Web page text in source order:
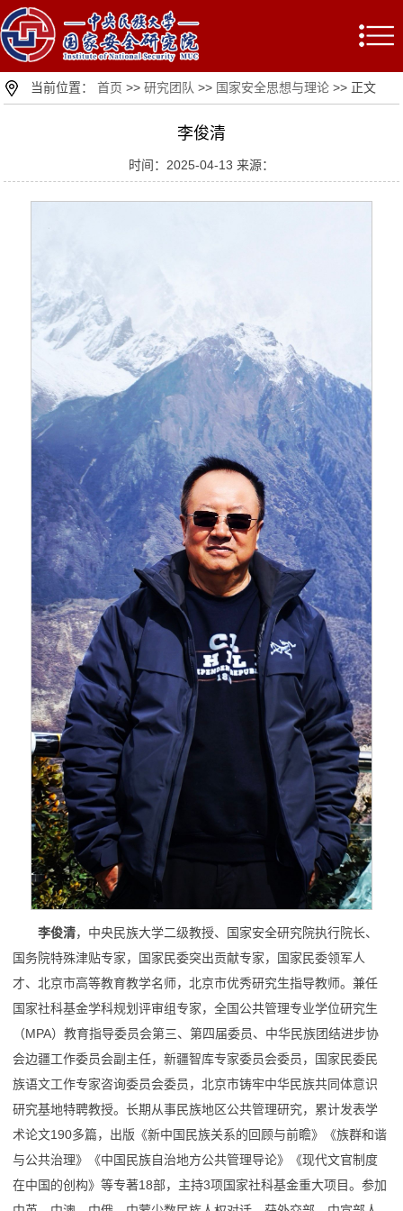
当前位置：首页 >>研究团队 >> 国家安全思想与理论 >> 正文
李俊清
时间：2025-04-13 来源：
李俊清，中央民族大学二级教授、国家安全研究院执行院长、
国务院特殊津贴专家，国家民委突出贡献专家，国家民委领军人
才、北京市高等教育教学名师，北京市优秀研究生指导教师。兼任
国家社科基金学科规划评审组专家，全国公共管理专业学位研究生
（MPA）教育指导委员会第三、第四届委员、中华民族团结进步协
会边疆工作委员会副主任，新疆智库专家委员会委员，国家民委民
族语文工作专家咨询委员会委员，北京市铸牢中华民族共同体意识
研究基地特聘教授。长期从事民族地区公共管理研究，累计发表学
术论文190多篇，出版《新中国民族关系的回顾与前瞻》《族群和谐
与公共治理》《中国民族自治地方公共管理导论》《现代文官制度
在中国的创构》等专著18部，主持3项国家社科基金重大项目。参加